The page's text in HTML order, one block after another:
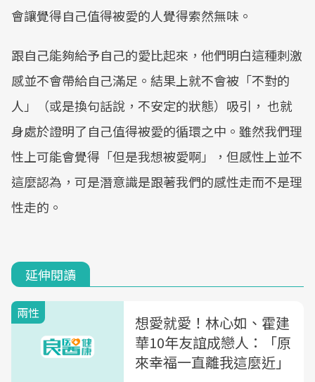
會讓覺得自己值得被愛的人覺得索然無味。
跟自己能夠給予自己的愛比起來，他們明白這種刺激
感並不會帶給自己滿足。結果上就不會被「不對的
人」（或是換句話說，不安定的狀態）吸引， 也就
身處於證明了自己值得被愛的循環之中。雖然我們理
性上可能會覺得「但是我想被愛啊」，但感性上並不
這麼認為，可是潛意識是跟著我們的感性走而不是理
性走的。
延伸閱讀
兩性
想愛就愛！林心如、霍建
華10年友誼成戀人：「原
來幸福一直離我這麼近」